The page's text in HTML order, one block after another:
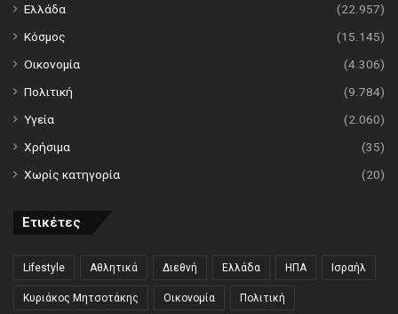
Ελλάδα
(22.957)
Κόσμος
(15.145)
Οικονομία
(4.306)
Πολιτική
(9.784)
Υγεία
(2.060)
Χρήσιμα
(35)
Χωρίς κατηγορία
(20)
Ετικέτες
Lifestyle Αθλητικά Διεθνή Ελλάδα ΗΠΑ Ισραήλ
Κυριάκος Μητσοτάκης Οικονομία Πολιτική